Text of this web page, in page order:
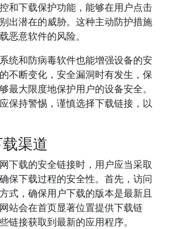
和下载保护功能，能够在用户点击
出潜在的威胁。这种主动防护措施
恶意软件的风险。
统和防病毒软件也能增强设备的安
不断变化，安全漏洞时有发生，保
最大限度地保护用户的设备安全。
保持警惕，谨慎选择下载链接，以
渠道
下载的安全链接时，用户应当采取
保下载过程的安全性。首先，访问
式，确保用户下载的版本是最新且
站会在首页显著位置提供下载链
链接获取到最新的应用程序。